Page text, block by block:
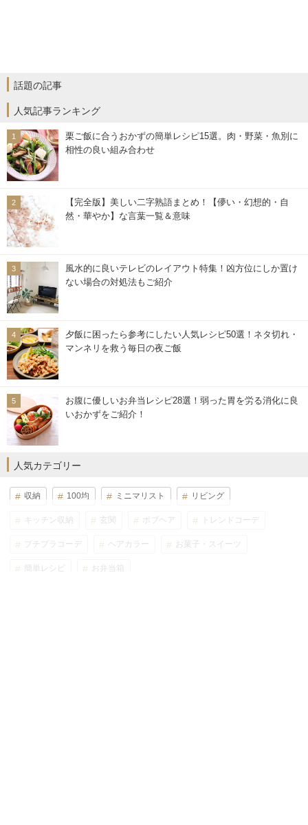
話題の記事
人気記事ランキング
栗ご飯に合うおかずの簡単レシピ15選。肉・野菜・魚別に
相性の良い組み合わせ
【完全版】美しい二字熟語まとめ！【儚い・幻想的・自
然・華やか】な言葉一覧＆意味
風水的に良いテレビのレイアウト特集！凶方位にしか置け
ない場合の対処法もご紹介
夕飯に困ったら参考にしたい人気レシピ50選！ネタ切れ・
マンネリを救う毎日の夜ご飯
お腹に優しいお弁当レシピ28選！弱った胃を労る消化に良
いおかずをご紹介！
人気カテゴリー
収納 100均 ミニマリスト リビング
キッチン収納 玄関 ボブヘア トレンドコーデ
プチプラコーデ ヘアカラー お菓子・スイーツ
簡単レシピ お弁当箱